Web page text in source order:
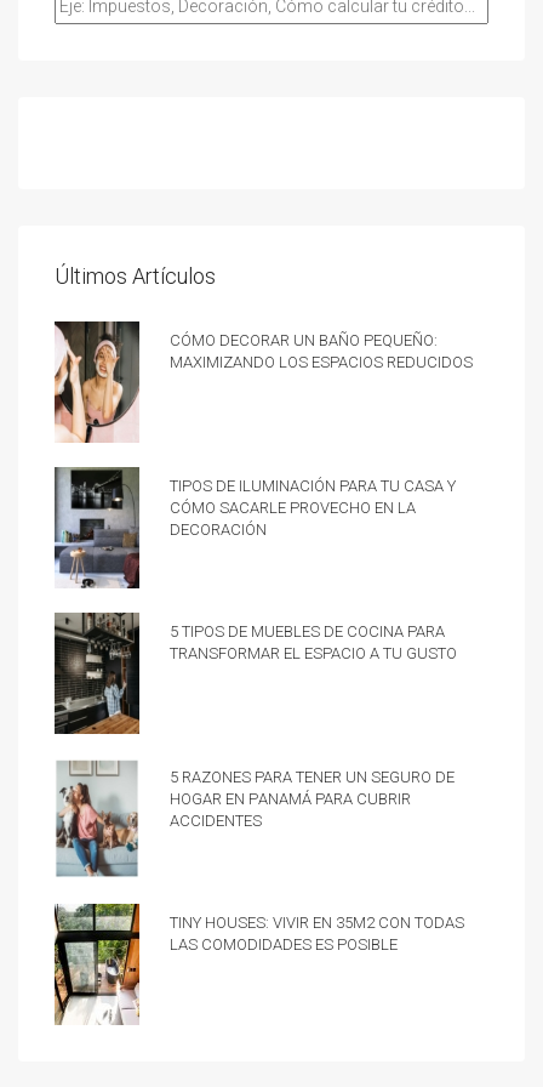
Últimos Artículos
Cómo decorar un baño pequeño:
Maximizando los espacios reducidos
Tipos de iluminación para tu casa y
cómo sacarle provecho en la
decoración
5 tipos de muebles de cocina para
transformar el espacio a tu gusto
5 razones para tener un Seguro de
hogar en Panamá para cubrir
accidentes
Tiny Houses: vivir en 35m2 con todas
las comodidades es posible